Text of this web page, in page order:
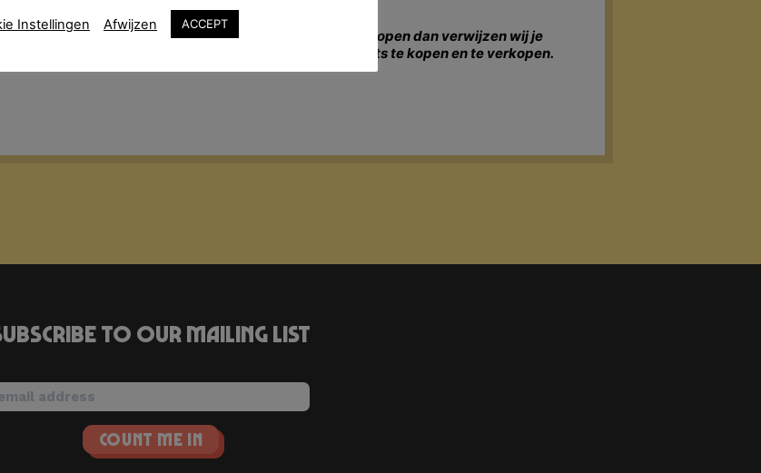
je geen kaartje via onze ticketshop hebben kunnen kopen dan verwijzen wij je
is een veilige en gemakkelijke app voor fans om tickets te kopen en te verkopen.
to our mailing list
Instellingen Afwijzen ACCEPT